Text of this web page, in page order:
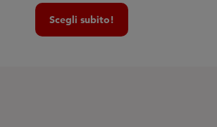
Scegli subito!